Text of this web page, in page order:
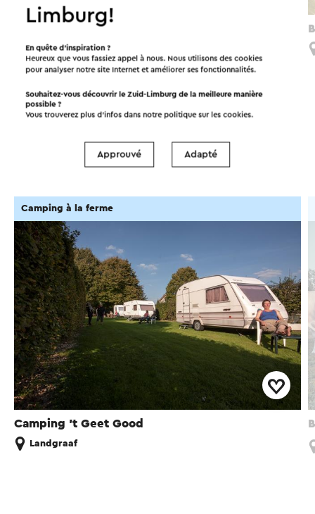
Grensroute Parkstad Limburg
Eygelshoven
À faire dans la région!
Camping 't Geet Good
Camping à la ferme
Landgraaf
Limburg!
En quête d’inspiration ?
Heureux que vous fassiez appel à nous. Nous utilisons des cookies
pour analyser notre site Internet et améliorer ses fonctionnalités.
Souhaitez-vous découvrir le Zuid-Limburg de la meilleure manière
possible ?
Vous trouverez plus d’infos dans notre politique sur lescookies.
Approuvé Adapté